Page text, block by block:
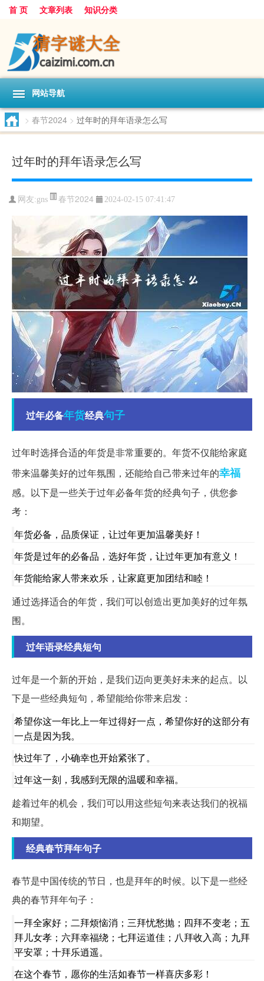
首 页 文章列表 知识分类
网站导航
> 春节2024 > 过年时的拜年语录怎么写
过年时的拜年语录怎么写
网友:gns 春节2024 2024-02-15 07:41:47
过年必备年货经典句子
过年时选择合适的年货是非常重要的。年货不仅能给家庭
带来温馨美好的过年氛围，还能给自己带来过年的幸福
感。以下是一些关于过年必备年货的经典句子，供您参
考：
年货必备，品质保证，让过年更加温馨美好！
年货是过年的必备品，选好年货，让过年更加有意义！
年货能给家人带来欢乐，让家庭更加团结和睦！
通过选择适合的年货，我们可以创造出更加美好的过年氛
围。
过年语录经典短句
过年是一个新的开始，是我们迈向更美好未来的起点。以
下是一些经典短句，希望能给你带来启发：
希望你这一年比上一年过得好一点，希望你好的这部分有
一点是因为我。
快过年了，小确幸也开始紧张了。
过年这一刻，我感到无限的温暖和幸福。
趁着过年的机会，我们可以用这些短句来表达我们的祝福
和期望。
经典春节拜年句子
春节是中国传统的节日，也是拜年的时候。以下是一些经
典的春节拜年句子：
一拜全家好；二拜烦恼消；三拜忧愁抛；四拜不变老；五
拜儿女孝；六拜幸福绕；七拜运道佳；八拜收入高；九拜
平安罩；十拜乐逍遥。
在这个春节，愿你的生活如春节一样喜庆多彩！